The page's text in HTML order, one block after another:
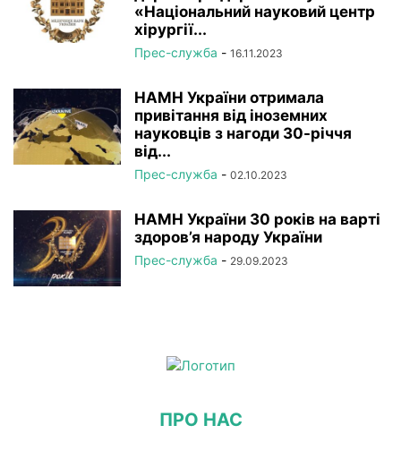
«Національний науковий центр
хірургії...
Прес-служба - 16.11.2023
НАМН України отримала
привітання від іноземних
науковців з нагоди 30-річчя
від...
Прес-служба - 02.10.2023
НАМН України 30 років на варті
здоров’я народу України
Прес-служба - 29.09.2023
ПРО НАС